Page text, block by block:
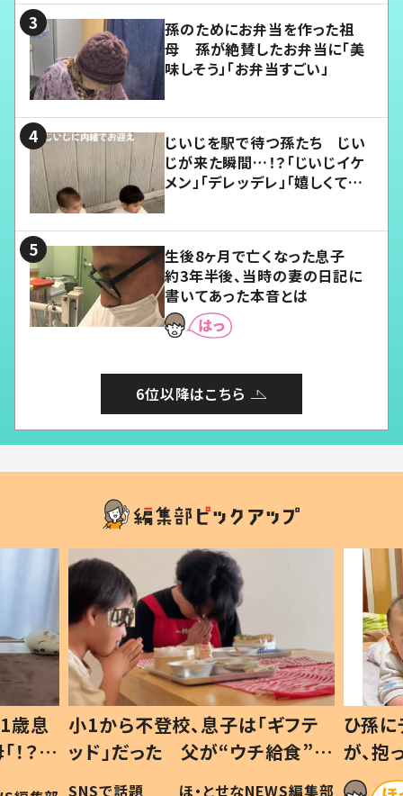
孫のためにお弁当を作った祖
母 孫が絶賛したお弁当に「美
味しそう」「お弁当すごい」
じいじを駅で待つ孫たち じい
じが来た瞬間…！？「じいじイケ
メン」「デレッデレ」「嬉しくて可
生後8ヶ月で亡くなった息子
約3年半後、当時の妻の日記に
書いてあった本音とは
6位以降はこちら
歳息
？」
小1から不登校、息子は「ギフテ
ッド」だった 父が“ウチ給食”を
作り続ける理由とは #令和の親
SNSで話題 ほ・とせなNEWS編集部
ひ孫
が、
「涙が